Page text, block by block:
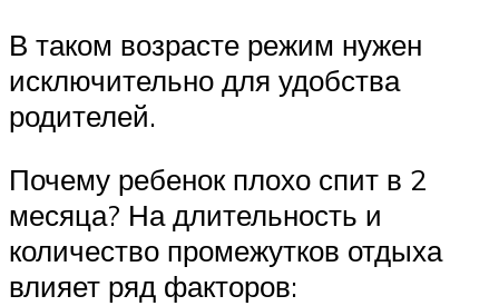
В таком возрасте режим нужен
исключительно для удобства
родителей.
Почему ребенок плохо спит в 2
месяца? На длительность и
количество промежутков отдыха
влияет ряд факторов: